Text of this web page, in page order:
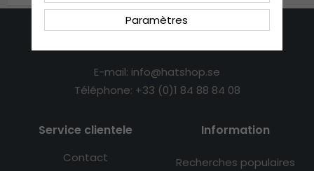
E-mail: info@hatshop.se
Téléphone: +33 (0)1 84 88 84 08
Service clientele
Contact
Information
Recherches populaires
Paramètres